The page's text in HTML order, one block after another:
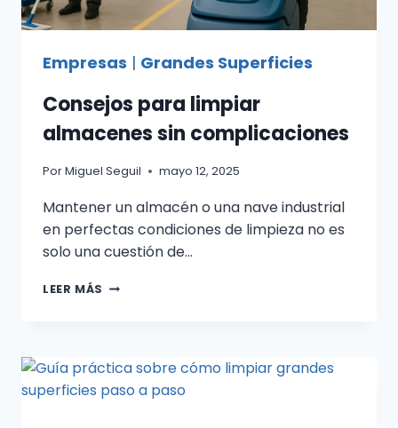
Empresas | Grandes Superficies
Consejos para limpiar
almacenes sin complicaciones
PorMiguel Seguil mayo 12, 2025
Mantener un almacén o una nave industrial
en perfectas condiciones de limpieza no es
solo una cuestión de…
LEER MÁS CONSEJOS
SIN
COMPLICACIONES